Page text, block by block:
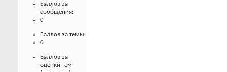
Баллов за
сообщения:
0
Баллов за темы:
0
Баллов за
оценки тем